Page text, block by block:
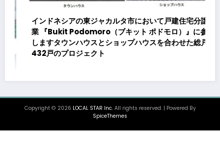
インドネシアの東ジャカルタ市において戸建住宅分譲事
業 『Bukit Podomoro（ブキット ポドモロ）』に参画
しますタウンハウスとショップハウスを合わせた総戸数
432戸のプロジェクト
Copyright © 2026 LOCAL STAR Inc.All rights reserved. | Powered By
SpiceThemes